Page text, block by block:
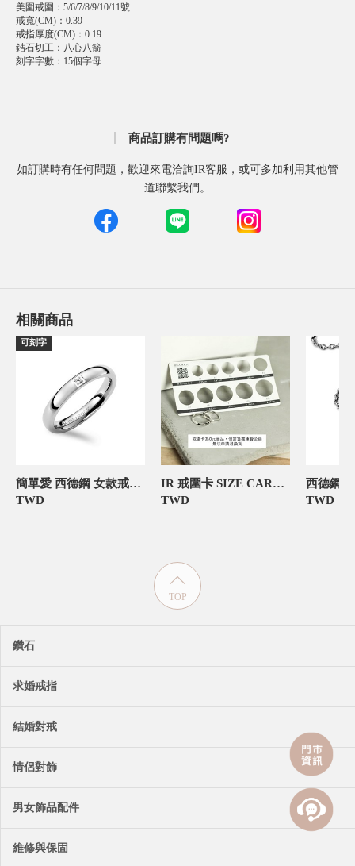
美圍戒圍 ： 5/6/7/8/9/10/11號
戒寬(CM) ： 0.39
戒指厚度(CM) ： 0.19
鋯石切工 ： 八心八箭
刻字字數 ： 15個字母
商品訂購有問題嗎?
如訂購時有任何問題，歡迎來電洽詢IR客服，或可多加利用其他管
道聯繫我們。
相關商品
可刻字
簡單愛 西德鋼 女款戒指-官網限定
TWD
IR 戒圍卡 SIZE CARD 飾品禮物包裝
TWD
西德鋼
TWD
TOP
鑽石
求婚戒指
結婚對戒
情侶對飾
男女飾品配件
維修與保固